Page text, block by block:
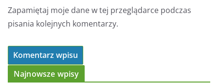
Zapamiętaj moje dane w tej przeglądarce podczas
pisania kolejnych komentarzy.
Najnowsze wpisy